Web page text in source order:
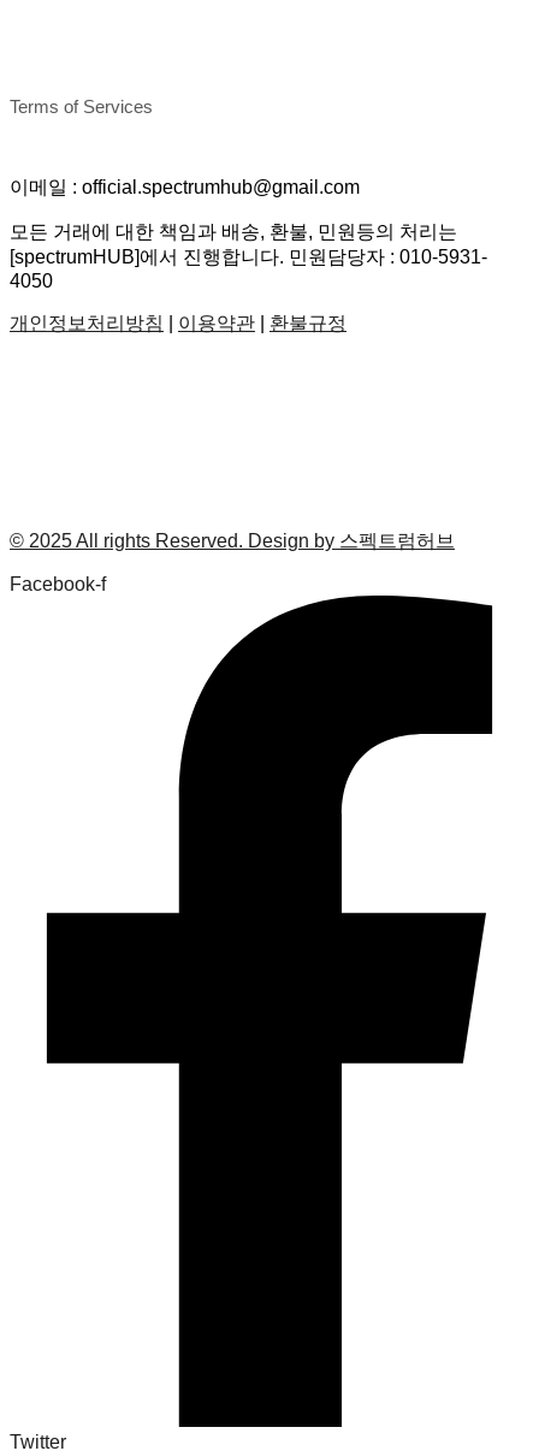
Terms of Services
이메일 : official.spectrumhub@gmail.com
모든 거래에 대한 책임과 배송, 환불, 민원등의 처리는
[spectrumHUB]에서 진행합니다. 민원담당자 : 010-5931-
4050
개인정보처리방침 이용약관 환불규정
© 2025 All rights Reserved. Design by 스펙트럼허브
Facebook-f
Twitter